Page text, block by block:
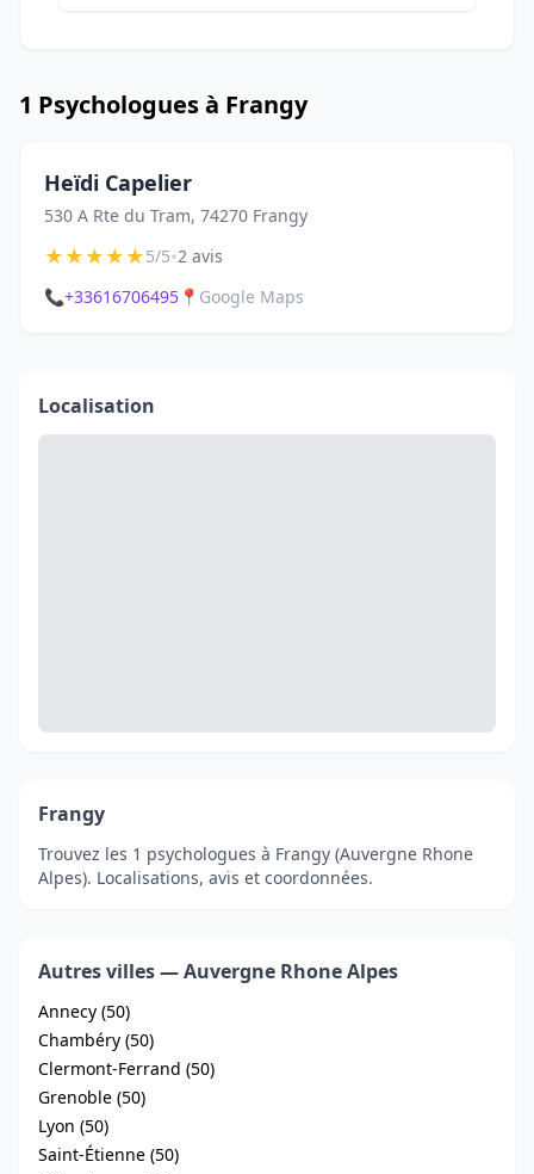
1 Psychologues à Frangy
Heïdi Capelier
530 A Rte du Tram, 74270 Frangy
★★★★★5/5•2 avis
📞+33616706495 📍 Google Maps
Localisation
Frangy
Trouvez les 1 psychologues à Frangy (Auvergne Rhone
Alpes). Localisations, avis et coordonnées.
Autres villes — Auvergne Rhone Alpes
Annecy (50)
Chambéry (50)
Clermont-Ferrand (50)
Grenoble (50)
Lyon (50)
Saint-Étienne (50)